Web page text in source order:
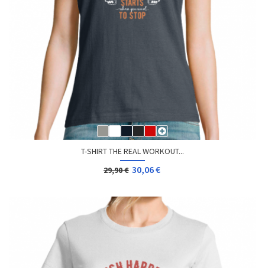
T-SHIRT THE REAL WORKOUT...
29,90 € 30,06 €